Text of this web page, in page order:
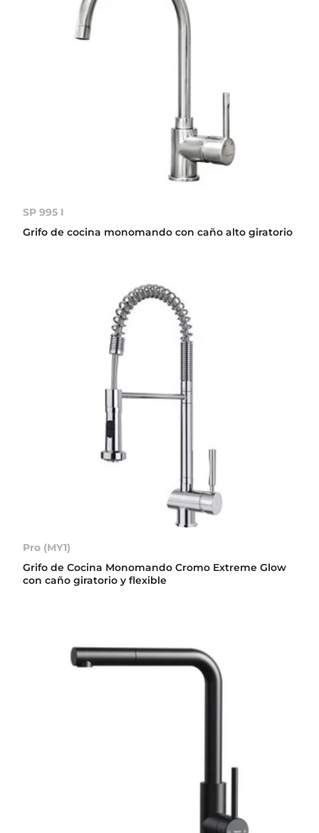
SP 995 I
Grifo de cocina monomando con caño alto giratorio
Pro (MY1)
Grifo de Cocina Monomando Cromo Extreme Glow
con caño giratorio y flexible